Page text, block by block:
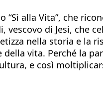
alla Vita”, che
di Jesi, che
nella storia e la
vita. Perché la
e così